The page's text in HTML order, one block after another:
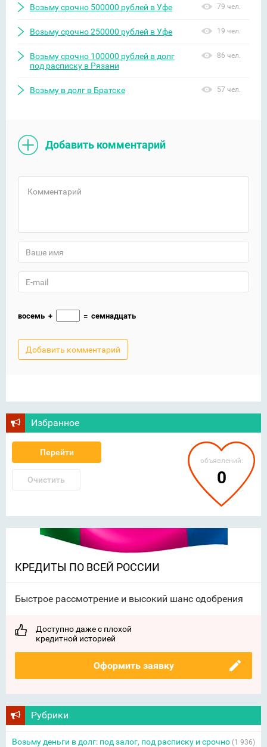
Возьму срочно 500000 рублей в Уфе 79 чел.
Возьму срочно 250000 рублей в Уфе 19 чел.
Возьму срочно 100000 рублей в долг
под расписку в Рязани
86 чел.
Возьму в долг в Братске 57 чел.
Добавить комментарий
восемь + = семнадцать
Избранное
Перейти
Очистить
объявлений:
0
КРЕДИТЫ ПО ВСЕЙ РОССИИ
Быстрое рассмотрение и высокий шанс одобрения
Доступно даже с плохой
кредитной историей
Оформить заявку
Рубрики
Возьму деньги в долг: под залог, под расписку и срочно (1 936)